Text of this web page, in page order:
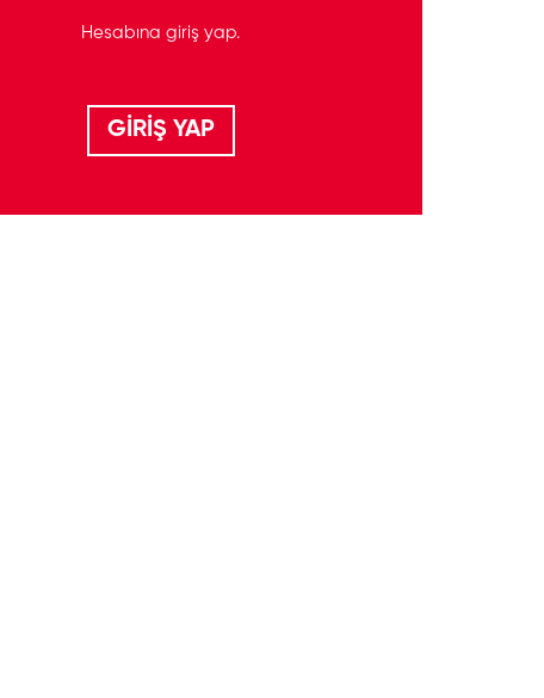
Hesabına giriş yap.
GİRİŞ YAP